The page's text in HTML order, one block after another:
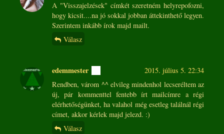
A "Visszajelzések" címkét szeretném helyrepofozni,
hogy kicsit....na jó sokkal jobban áttekinthető legyen.
Szerintem inkább írok majd mailt.
Válasz
edemmester
2015. július 5. 22:34
Rendben, várom ^^ elvileg mindenhol lecseréltem az
új, pár kommenttel fentebb írt mailcímre a régi
elérhetőségünket, ha valahol még esetleg találnál régi
címet, akkor kérlek majd jelezd. :)
Válasz